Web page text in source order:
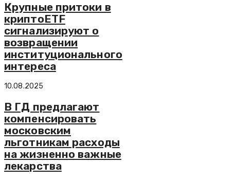
Крупные притоки в
криптоETF
сигнализируют о
возвращении
институционального
интереса
10.08.2025
В ГД предлагают
компенсировать
московским
льготникам расходы
на жизненно важные
лекарства